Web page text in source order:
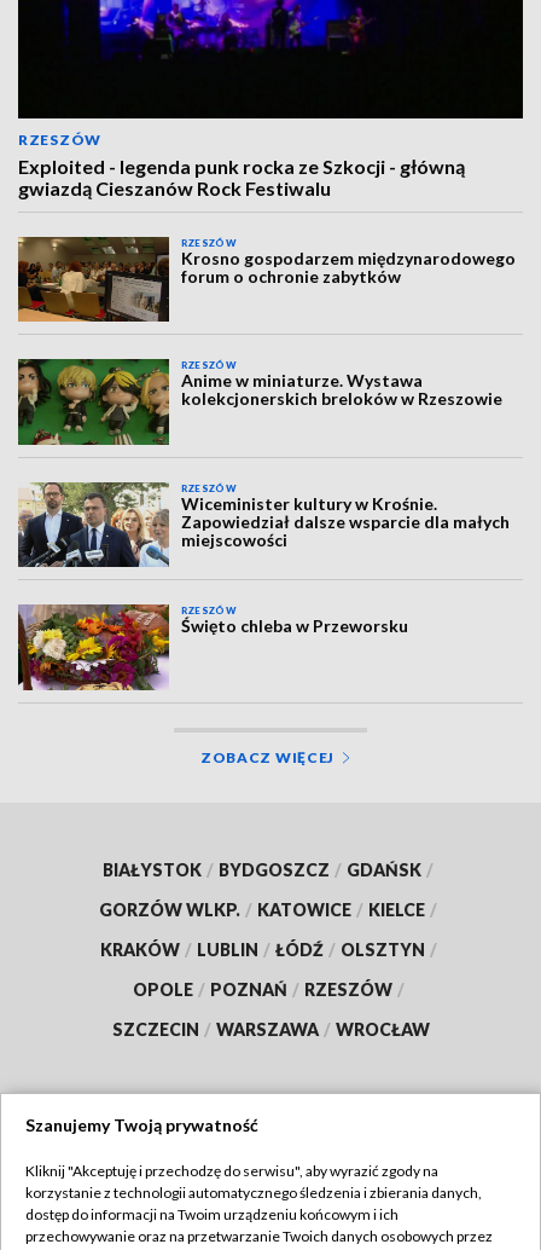
RZESZÓW
Exploited - legenda punk rocka ze Szkocji - główną
gwiazdą Cieszanów Rock Festiwalu
RZESZÓW
Krosno gospodarzem międzynarodowego
forum o ochronie zabytków
RZESZÓW
Anime w miniaturze. Wystawa
kolekcjonerskich breloków w Rzeszowie
RZESZÓW
Wiceminister kultury w Krośnie.
Zapowiedział dalsze wsparcie dla małych
miejscowości
RZESZÓW
Święto chleba w Przeworsku
ZOBACZ WIĘCEJ
BIAŁYSTOK / BYDGOSZCZ / GDAŃSK /
GORZÓW WLKP. / KATOWICE / KIELCE /
KRAKÓW / LUBLIN / ŁÓDŹ / OLSZTYN /
OPOLE / POZNAŃ / RZESZÓW /
SZCZECIN / WARSZAWA / WROCŁAW
TVP
Abonament TVP
Regulamin TVP
Szanujemy Twoją prywatność
Kliknij "Akceptuję i przechodzę do serwisu", aby wyrazić zgody na
korzystanie z technologii automatycznego śledzenia i zbierania danych,
dostęp do informacji na Twoim urządzeniu końcowym i ich
przechowywanie oraz na przetwarzanie Twoich danych osobowych przez